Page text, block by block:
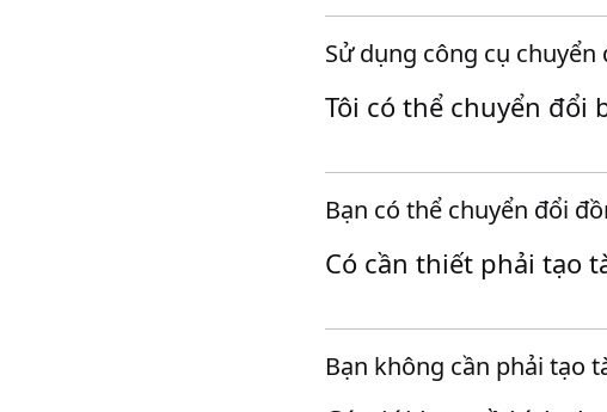
Sử dụng công cụ
Tôi có thể chuyển đổi
Bạn có thể chuyển đổi
Có cần thiết phải tạo
Bạn không cần phải tạo